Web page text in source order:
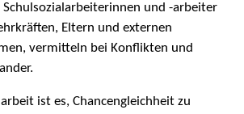
Schulsozialarbeiterinnen und -arbeiter
Eltern und externen
vermitteln bei Konflikten und
ist es, Chancengleichheit zu